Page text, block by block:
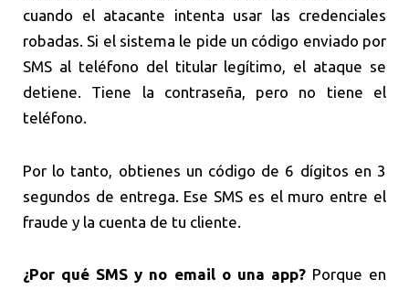
cuando el atacante intenta usar las credenciales
robadas. Si el sistema le pide un código enviado por
SMS al teléfono del titular legítimo, el ataque se
detiene. Tiene la contraseña, pero no tiene el
teléfono.
Por lo tanto, obtienes un código de 6 dígitos en 3
segundos de entrega. Ese SMS es el muro entre el
fraude y la cuenta de tu cliente.
¿Por qué SMS y no email o una app?Porque en